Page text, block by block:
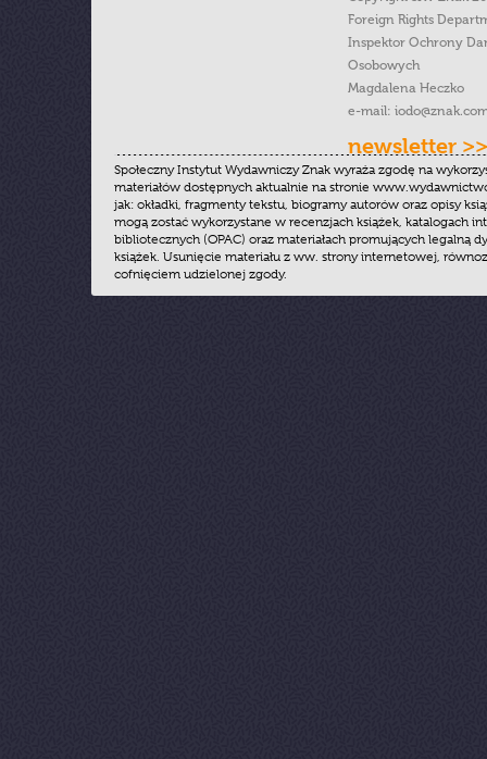
Foreign Rights
Inspektor Ochrony
Osobowych
Magdalena Heczko
e-mail:
newsletter >>
Społeczny Instytut Wydawniczy Znak wyraża zgodę na
materiałów dostępnych aktualnie na stronie
jak: okładki, fragmenty tekstu, biogramy autorów oraz opisy
mogą zostać wykorzystane w recenzjach książek, katalogach
bibliotecznych (OPAC) oraz materiałach promujących legalną
książek. Usunięcie materiału z ww. strony internetowej,
cofnięciem udzielonej zgody.